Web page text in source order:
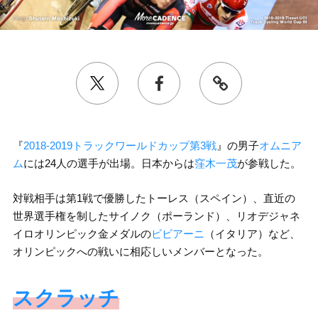
『2018-2019トラックワールドカップ第3戦』の男子オムニア
ムには24人の選手が出場。日本からは窪木一茂が参戦した。
対戦相手は第1戦で優勝したトーレス（スペイン）、直近の
世界選手権を制したサイノク（ポーランド）、リオデジャネ
イロオリンピック金メダルのビビアーニ （イタリア）など、
オリンピックへの戦いに相応しいメンバーとなった。
スクラッチ